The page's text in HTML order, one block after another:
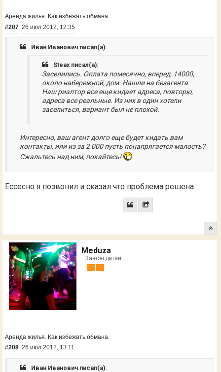
Аренда жилья. Как избежать обмана.
#207 26 июл 2012, 12:35
Иван Иванович писал(а):
Steax писал(а):
Заселились. Оплата помесячно, вперед, 14000,
около набережной, дом. Нашли на безагента.
Наш риэлтор все еще кидает адреса, повторю,
адреса все реальные. Из них в один хотели
заселиться, вариант был не плохой.
Интересно, ваш агент долго еще будет кидать вам
контакты, или из за 2 000 пусть понапрягается малость?
Сжальтесь над ним, покайтесь!
Ессесно я позвонил и сказал что проблема решена.
Meduza
Завсегдатай
Аренда жилья. Как избежать обмана.
#208 26 июл 2012, 13:11
Иван Иванович писал(а):